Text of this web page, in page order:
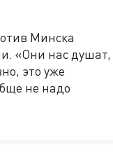
Минска
«Они нас душат,
это уже
не надо